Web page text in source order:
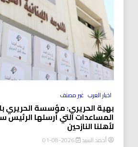
اخبار العرب غير مصنف
بهية الحريري: مؤسسة الحريري
المساعدات التي أرسلها الرئيس
لأهلنا النازحين
أحمد السيد 2026-08-01